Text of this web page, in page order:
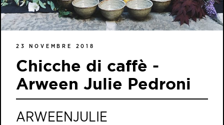
23 NOVEMBRE 2018
Chicche di caffè -
Arween Julie Pedroni
ARWEENJULIE